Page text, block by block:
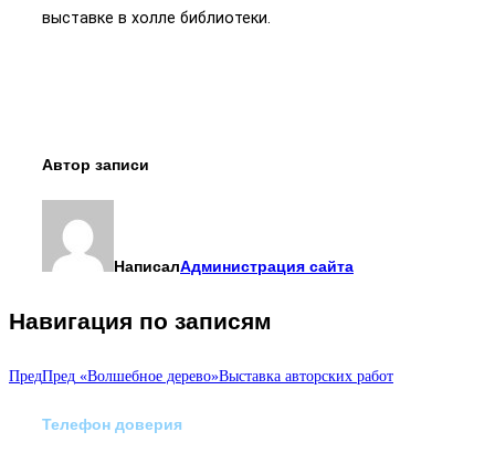
выставке в холле библиотеки.
Автор записи
НаписалАдминистрация сайта
Навигация по записям
ПредПред «Волшебное дерево»Выставка авторских работ
Телефон доверия